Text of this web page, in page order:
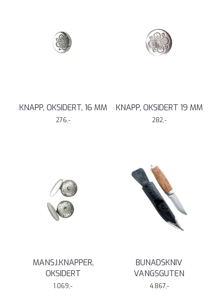
KNAPP, OKSIDERT, 16 MM
276,-
KNAPP, OKSIDERT 19 MM
282,-
MANSJ.KNAPPER,
OKSIDERT
1.069,-
BUNADSKNIV
VANGSGUTEN
4.867,-